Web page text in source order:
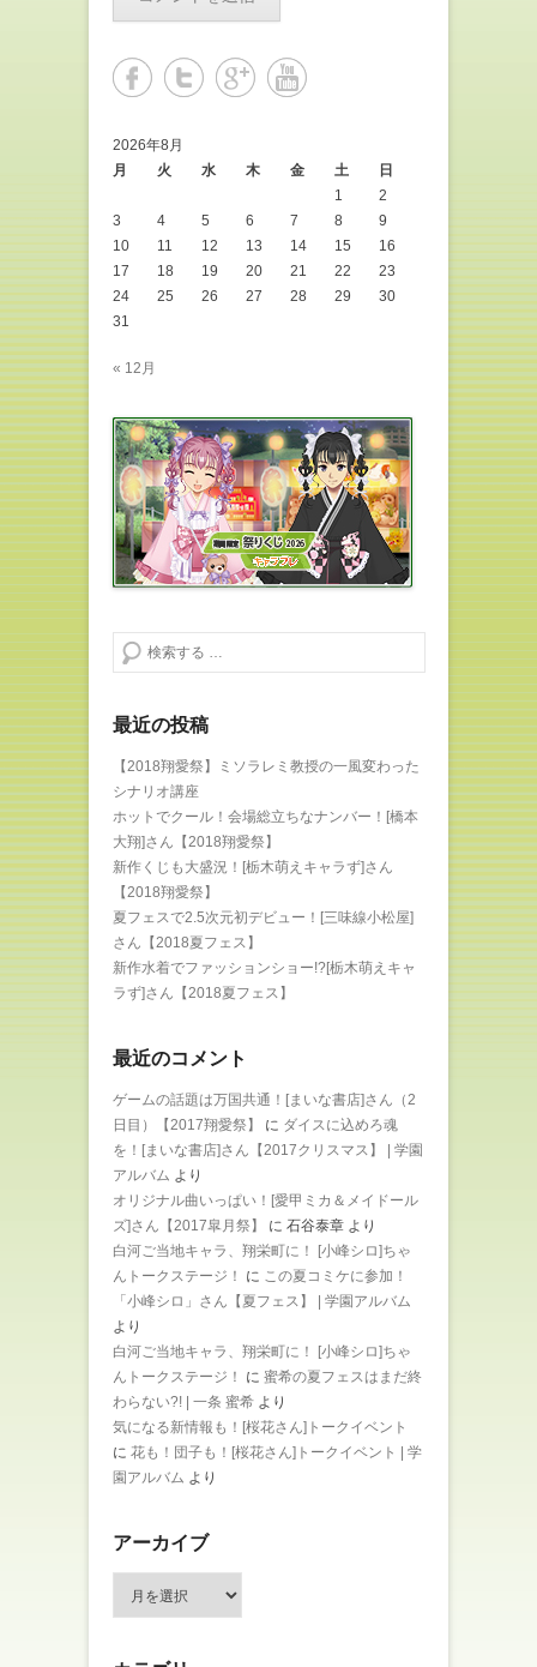
2026年8月
月
火 水 木 金 土
日
1
2
3
4 5 6 7 8
9
10
11 12 13 14 15
16
17
18 19 20 21 22
23
24
25 26 27 28 29
30
31
« 12月
検索する
最近の投稿
【2018翔愛祭】ミソラレミ教授の一風変わった
シナリオ講座
ホットでクール！会場総立ちなナンバー！[橋本
大翔]さん【2018翔愛祭】
新作くじも大盛況！[栃木萌えキャラず]さん
【2018翔愛祭】
夏フェスで2.5次元初デビュー！[三味線小松屋]
さん【2018夏フェス】
新作水着でファッションショー!?[栃木萌えキャ
ラず]さん【2018夏フェス】
最近のコメント
ゲームの話題は万国共通！[まいな書店]さん（2
日目）【2017翔愛祭】
に ダイスに込めろ魂
を！[まいな書店]さん【2017クリスマス】 | 学園
アルバム より
オリジナル曲いっぱい！[愛甲ミカ＆メイドール
ズ]さん【2017皐月祭】
に 石谷泰章 より
白河ご当地キャラ、翔栄町に！ [小峰シロ]ちゃ
んトークステージ！
に この夏コミケに参加！
「小峰シロ」さん【夏フェス】 | 学園アルバム
より
白河ご当地キャラ、翔栄町に！ [小峰シロ]ちゃ
んトークステージ！
に 蜜希の夏フェスはまだ終
わらない?! | 一条 蜜希 より
気になる新情報も！[桜花さん]トークイベント
に 花も！団子も！[桜花さん]トークイベント | 学
園アルバム より
アーカイブ
イ